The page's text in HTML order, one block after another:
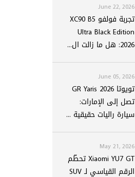
June 22, 2026
تجربة فولفو XC90 B5
Ultra Black Edition
2026: هل ما زالت ال...
June 05, 2026
تويوتا GR Yaris 2026
تصل إلى الإمارات:
سيارة راليات حقيقية ...
May 21, 2026
Xiaomi YU7 GT تحطّم
الرقم القياسي لـ SUV